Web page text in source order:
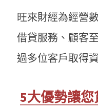
旺來財經為經營
借貸服務、顧客
過多位客戶取得
5大優勢讓